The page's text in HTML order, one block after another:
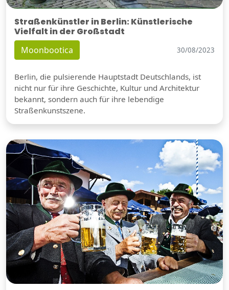
Straßenkünstler in Berlin: Künstlerische
Vielfalt in der Großstadt
Moonbootica 30/08/2023
Berlin, die pulsierende Hauptstadt Deutschlands, ist
nicht nur für ihre Geschichte, Kultur und Architektur
bekannt, sondern auch für ihre lebendige
Straßenkunstszene.